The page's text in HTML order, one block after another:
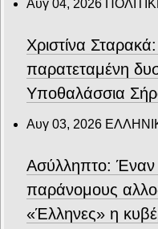
Αυγ 04, 2026
Χριστίνα
παρατεταμένη
Υποθαλάσσια
Αυγ 03, 2026
Ασύλληπτο:
παράνομους
«Έλληνες» η